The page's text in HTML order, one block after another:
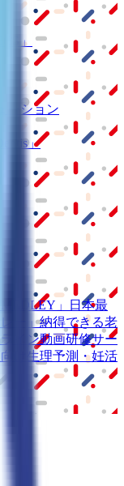
」
ーション
」
MEDLEY」
日本最
レー」納得できる老
ライン動画研修サー
け
生理予測・妊活